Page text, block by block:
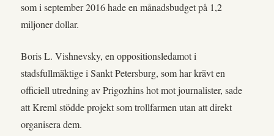
som i september 2016 hade en månadsbudget på 1,2
miljoner dollar.
Boris L. Vishnevsky, en oppositionsledamot i
stadsfullmäktige i Sankt Petersburg, som har krävt en
officiell utredning av Prigozhins hot mot journalister, sade
att Kreml stödde projekt som trollfarmen utan att direkt
organisera dem.